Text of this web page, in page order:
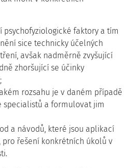
psychofyziologické faktory a tím
sice technicky účelných
avšak nadměrně zvyšující
zhoršující se účinky
rozsahu je v daném případě
specialistů a formulovat jim
a návodů, které jsou aplikací
pro řešení konkrétních úkolů v